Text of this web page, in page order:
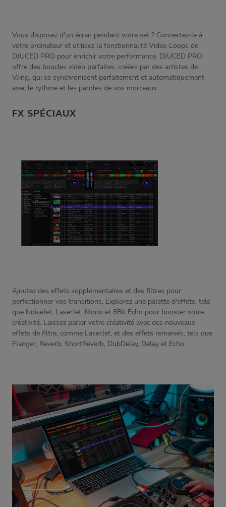
Vous disposez d'un écran pendant votre set ? Connectez-le à
votre ordinateur et utilisez la fonctionnalité Video Loops de
DJUCED PRO pour enrichir votre performance. DJUCED PRO
offre des boucles vidéo parfaites, créées par des artistes de
VJing, qui se synchronisent parfaitement et automatiquement
avec le rythme et les paroles de vos morceaux.
FX SPÉCIAUX
Ajoutez des effets supplémentaires et des filtres pour
perfectionner vos transitions. Explorez une palette d'effets, tels
que NoiseJet, LaserJet, Mono et 8Bit Echo pour booster votre
créativité. Laissez parler votre créativité avec des nouveaux
effets de filtre, comme LaserJet, et des effets remaniés, tels que
Flanger, Reverb, ShortReverb, DubDelay, Delay et Echo.